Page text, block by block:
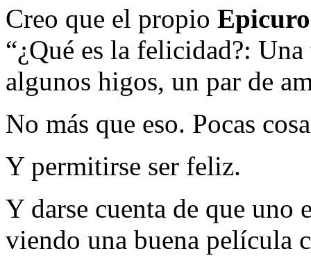
Creo que el propio Epicuro
“¿Qué es la felicidad?:
algunos higos, un par de
No más que eso. Pocas
Y permitirse ser feliz.
Y darse cuenta de que uno
viendo una buena película